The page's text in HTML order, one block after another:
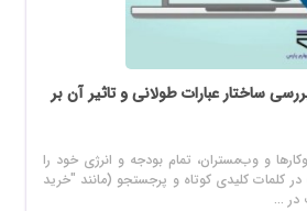
ساختار عبارات طولانی و تاثیر آن بر
و وب‌مستران، تمام بودجه و انرژی خود را
کلمات کلیدی کوتاه و پرجستجو (مانند "خرید
در ...